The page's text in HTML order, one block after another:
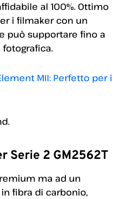
al 100%. Ottimo
i filmaker con un
può supportare fino a
MII: Perfetto per i
Serie 2 GM2562T
ma ad un
fibra di carbonio,